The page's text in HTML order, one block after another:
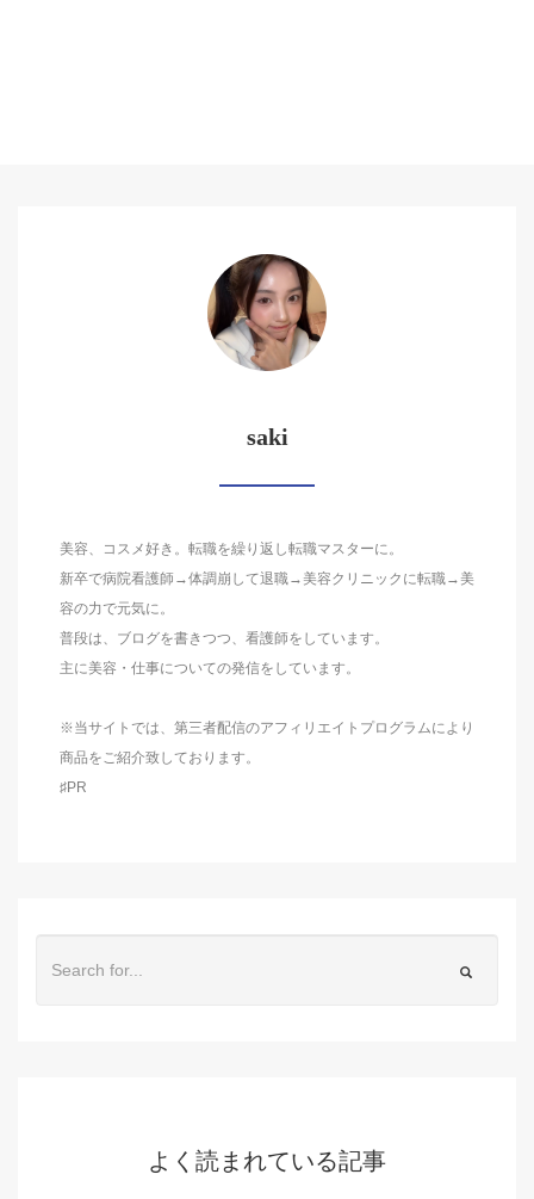
saki
美容、コスメ好き。転職を繰り返し転職マスターに。
新卒で病院看護師→体調崩して退職→美容クリニックに転職→美
容の力で元気に。
普段は、ブログを書きつつ、看護師をしています。
主に美容・仕事についての発信をしています。
※当サイトでは、第三者配信のアフィリエイトプログラムにより
商品をご紹介致しております。
♯PR
よく読まれている記事